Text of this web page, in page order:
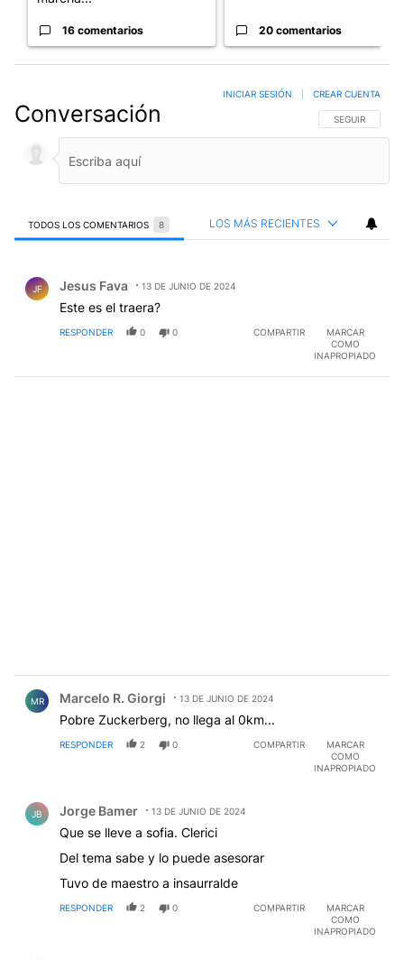
16 comentarios 20 comentarios
Conversación SIGA ESTA
SEGUIR
INICIAR SESIÓN CREAR CUENTA
TODOS LOS COMENTARIOS 8 LOS MÁS RECIENTES
JF Jesus Fava 13 DE JUNIO DE 2024
Este es el traera?
RESPONDER 0 0 COMPARTIR
MARCAR
COMO
INAPROPIADO
MR Marcelo R. Giorgi 13 DE JUNIO DE 2024
Pobre Zuckerberg, no llega al 0km...
RESPONDER 2 0 COMPARTIR
MARCAR
COMO
INAPROPIADO
JB Jorge Bamer 13 DE JUNIO DE 2024
Que se lleve a sofia. Clerici
Del tema sabe y lo puede asesorar
Tuvo de maestro a insaurralde
RESPONDER 2 0 COMPARTIR
MARCAR
COMO
INAPROPIADO